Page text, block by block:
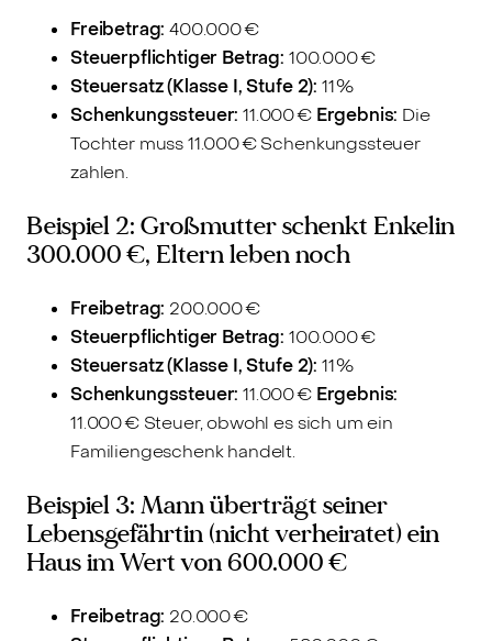
Freibetrag: 400.000 €
Steuerpflichtiger Betrag: 100.000 €
Steuersatz (Klasse I, Stufe 2): 11 %
Schenkungssteuer: 11.000 € Ergebnis: Die
Tochter muss 11.000 € Schenkungssteuer
zahlen.
Beispiel 2: Großmutter schenkt Enkelin
300.000 €, Eltern leben noch
Freibetrag: 200.000 €
Steuerpflichtiger Betrag: 100.000 €
Steuersatz (Klasse I, Stufe 2): 11 %
Schenkungssteuer: 11.000 € Ergebnis:
11.000 € Steuer, obwohl es sich um ein
Familiengeschenk handelt.
Beispiel 3: Mann überträgt seiner
Lebensgefährtin (nicht verheiratet) ein
Haus im Wert von 600.000 €
Freibetrag: 20.000 €